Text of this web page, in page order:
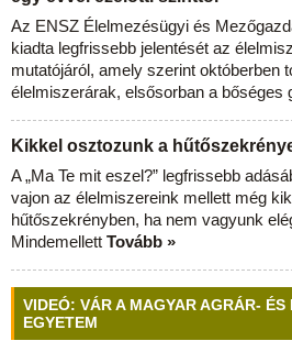
Az ENSZ Élelmezésügyi és
kiadta legfrissebb jelentését az
mutatójáról, amely szerint októberben
élelmiszerárak, elsősorban a bőséges
Kikkel osztozunk a
A „Ma Te mit eszel?” legfrissebb
vajon az élelmiszereink mellett még
hűtőszekrényben, ha nem vagyunk
Mindemellett Tovább »
VIDEÓ: VÁR A MAGYAR AGRÁR- ÉS
EGYETEM